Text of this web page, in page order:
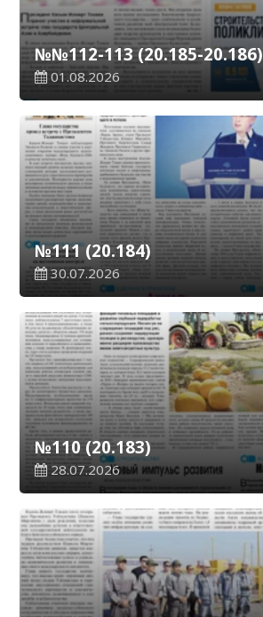
№№112-113 (20.185-20.186)
01.08.2026
№111 (20.184)
30.07.2026
№110 (20.183)
28.07.2026